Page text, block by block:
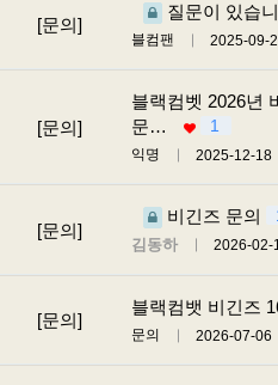
[문의]
질문이 있습
블컴팬 2025-09-
[문의]
블랙컴벳 2026년
문…
1
익명 2025-12-18
[문의]
비긴즈 문의
김동하 2026-02-
[문의]
블랙컴뱃 비긴즈
문의 2026-07-06